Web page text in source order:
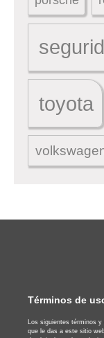
toyota
Términos de
Los siguientes términos y
que le das a este sitio